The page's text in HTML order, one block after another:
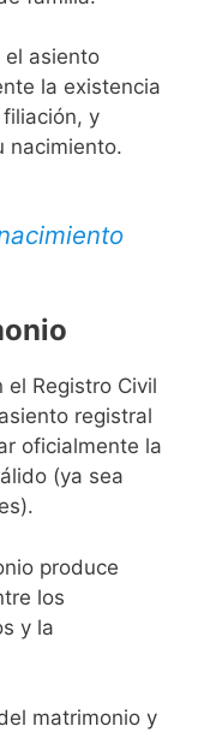
el asiento
la existencia
y
nacimiento.
Registro Civil
registral
oficialmente la
(ya sea
produce
los
y la
matrimonio y